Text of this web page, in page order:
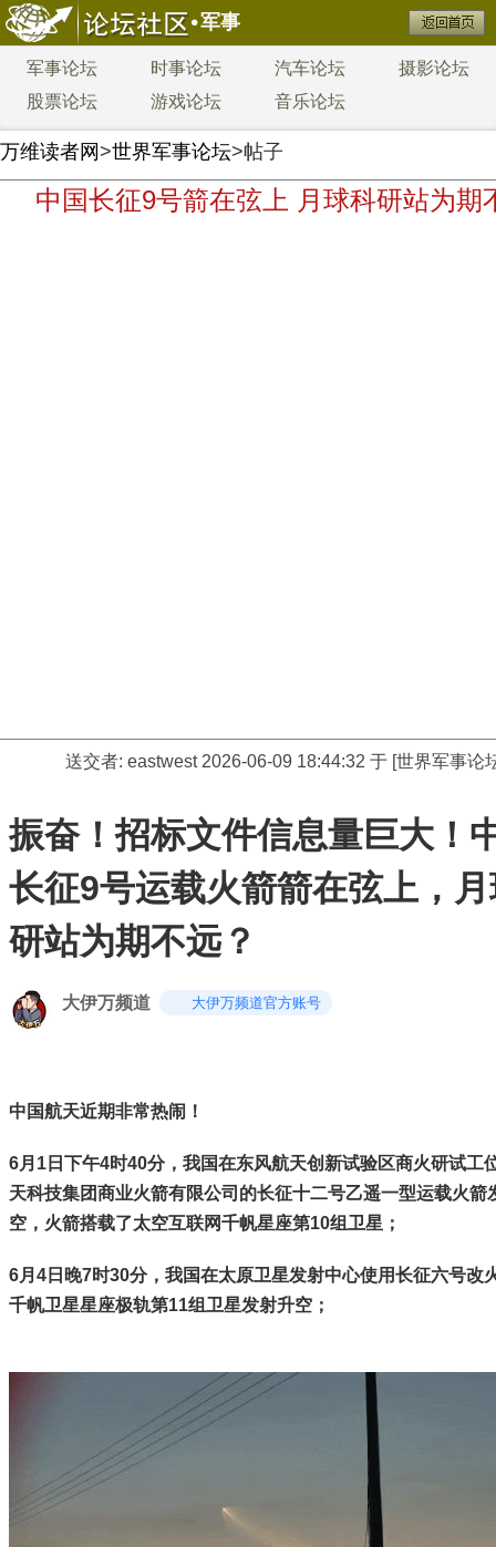
军事
军事论坛 时事论坛 汽车论坛
摄影论坛
股票论坛
游戏论坛 音乐论坛
万维读者网 >世界军事论坛>帖子
中国长征9号箭在弦上 月球科研站为期
送交者: eastwest2026-06-09 18:44:32 于 [世界军事论
振奋！招标文件信息量巨大！
长征9号运载火箭箭在弦上，
研站为期不远？
大伊万频道 大伊万频道官方账号
中国航天近期非常热闹！
6月1日下午4时40分，我国在东风航天创新试验区商火研试工
天科技集团商业火箭有限公司的长征十二号乙遥一型运载火箭
空，火箭搭载了太空互联网千帆星座第10组卫星；
6月4日晚7时30分，我国在太原卫星发射中心使用长征六号改
千帆卫星星座极轨第11组卫星发射升空；